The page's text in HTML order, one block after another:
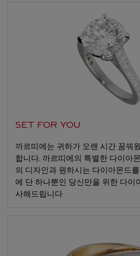
SET FOR YOU
까르띠에는 귀하가 오랜 시간 꿈꿔
합니다. 까르띠에의 특별한 다이아
의 디자인과 원하시는 다이아몬드
에 단 하나뿐인 당신만을 위한 다이
사해드립니다